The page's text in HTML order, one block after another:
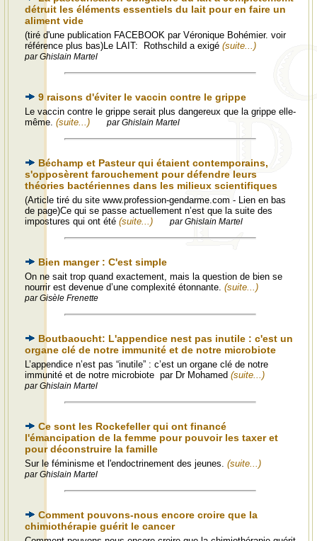
détruit les éléments essentiels du lait pour en faire un
aliment vide
(tiré d'une publication FACEBOOK par Véronique Bohémier. voir
référence plus bas)Le LAIT: Rothschild a exigé (suite...)
par Ghislain Martel
9 raisons d'éviter le vaccin contre le grippe
Le vaccin contre le grippe serait plus dangereux que la grippe elle-
même. (suite...) par Ghislain Martel
Béchamp et Pasteur qui étaient contemporains,
s'opposèrent farouchement pour défendre leurs
théories bactériennes dans les milieux scientifiques
(Article tiré du site www.profession-gendarme.com - Lien en bas
de page)Ce qui se passe actuellement n’est que la suite des
impostures qui ont été (suite...) par Ghislain Martel
Bien manger : C'est simple
On ne sait trop quand exactement, mais la question de bien se
nourrir est devenue d’une complexité étonnante. (suite...)
par Gisèle Frenette
Boutbaoucht: L'appendice nest pas inutile : c'est un
organe clé de notre immunité et de notre microbiote
L’appendice n’est pas “inutile” : c’est un organe clé de notre
immunité et de notre microbiote par Dr Mohamed (suite...)
par Ghislain Martel
Ce sont les Rockefeller qui ont financé
l'émancipation de la femme pour pouvoir les taxer et
pour déconstruire la famille
Sur le féminisme et l'endoctrinement des jeunes. (suite...)
par Ghislain Martel
Comment pouvons-nous encore croire que la
chimiothérapie guérit le cancer